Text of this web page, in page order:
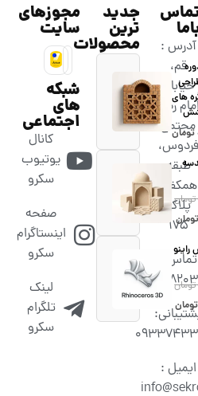
آدرس :
قم،
خیابان
رضا،
مجتمع
فردوس،
طبقه
همکف،
پلاک
۱۷۵
تماس :
ایمیل :
جدید
ترین
محصولات
های
تومان
تومان
تومان
تومان
تومان
مجوزهای
سایت
شبکه
های
اجتماعی
کانال
یوتیوب
سکرو
صفحه
اینستاگرام
سکرو
لینک
تلگرام
سکرو